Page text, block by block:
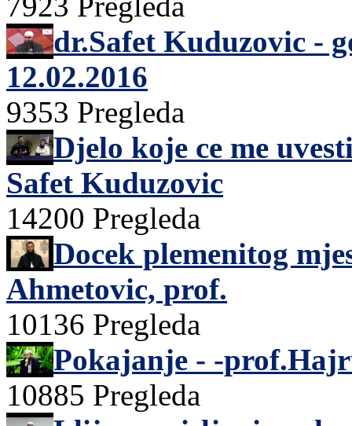
dr.Safet Kuduzovic -
12.02.2016
9353 Pregleda
Djelo koje ce me
Safet Kuduzovic
14200 Pregleda
Docek plemenitog
Ahmetovic, prof.
10136 Pregleda
Pokajanje - -
10885 Pregleda